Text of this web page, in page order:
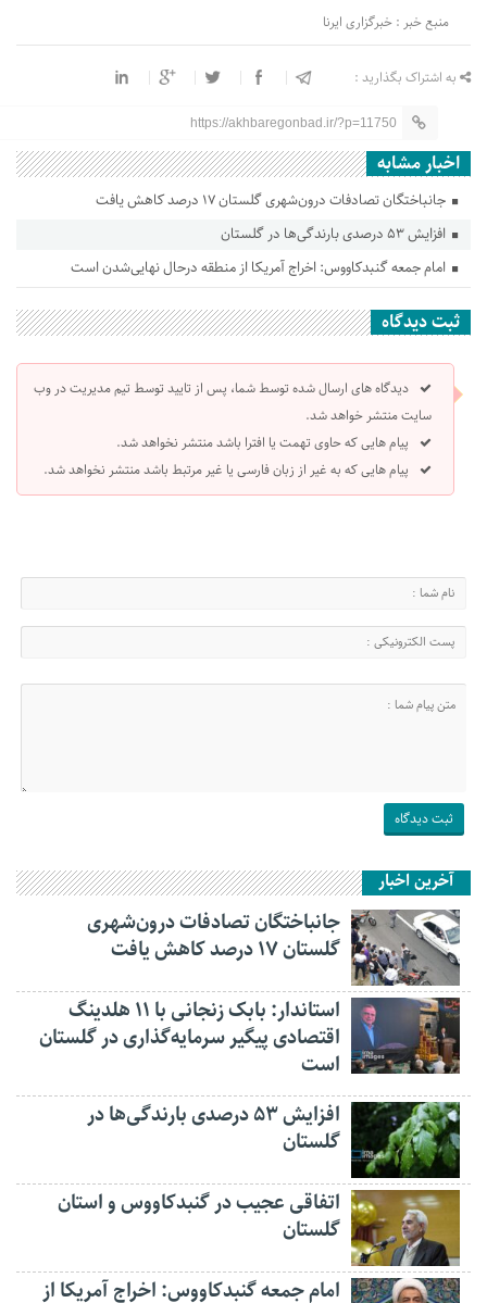
منبع خبر : خبرگزاری ایرنا
به اشتراک بگذارید :
https://akhbaregonbad.ir/?p=11750
اخبار مشابه
جانباختگان تصادفات درون‌شهری گلستان ۱۷ درصد کاهش یافت
افزایش ۵۳ درصدی بارندگی‌ها در گلستان
امام جمعه گنبدکاووس: اخراج آمریکا از منطقه درحال نهایی‌شدن است
ثبت دیدگاه
دیدگاه های ارسال شده توسط شما، پس از تایید توسط تیم مدیریت در وب
سایت منتشر خواهد شد.
پیام هایی که حاوی تهمت یا افترا باشد منتشر نخواهد شد.
پیام هایی که به غیر از زبان فارسی یا غیر مرتبط باشد منتشر نخواهد شد.
آخرین اخبار
جانباختگان تصادفات درون‌شهری
گلستان ۱۷ درصد کاهش یافت
استاندار: بابک زنجانی با ۱۱ هلدینگ
اقتصادی پیگیر سرمایه‌گذاری در گلستان
است
افزایش ۵۳ درصدی بارندگی‌ها در
گلستان
اتفاقی عجیب در‌ گنبدکاووس و استان
گلستان
امام جمعه گنبدکاووس: اخراج آمریکا از